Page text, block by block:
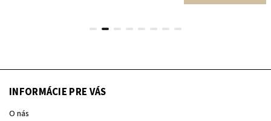
INFORMÁCIE PRE VÁS
O nás